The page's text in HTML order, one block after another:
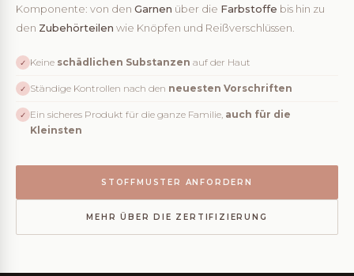
Komponente: von den Garnen über die Farbstoffe bis hin zu
den Zubehörteilen wie Knöpfen und Reißverschlüssen.
✓ Keine schädlichen Substanzen auf der Haut
✓ Ständige Kontrollen nach den neuesten Vorschriften
✓ Ein sicheres Produkt für die ganze Familie, auch für die
Kleinsten
STOFFMUSTER ANFORDERN
MEHR ÜBER DIE ZERTIFIZIERUNG